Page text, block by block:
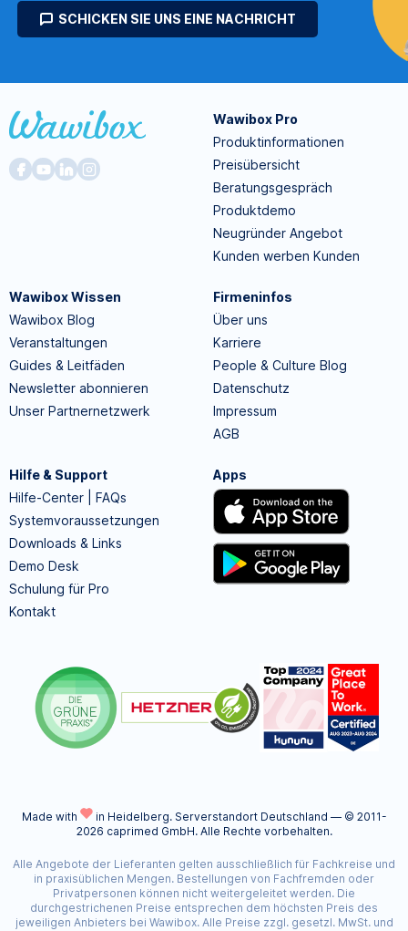
SCHICKEN SIE UNS EINE NACHRICHT
Wawibox Pro
Produktinformationen
Preisübersicht
Beratungsgespräch
Produktdemo
Neugründer Angebot
Kunden werben Kunden
Wawibox Wissen
Wawibox Blog
Veranstaltungen
Guides & Leitfäden
Newsletter abonnieren
Unser Partnernetzwerk
Firmeninfos
Über uns
Karriere
People & Culture Blog
Datenschutz
Impressum
AGB
Hilfe & Support
Hilfe-Center | FAQs
Systemvoraussetzungen
Downloads & Links
Demo Desk
Schulung für Pro
Kontakt
Apps
Made with in Heidelberg. Serverstandort Deutschland — © 2011-
2026 caprimed GmbH. Alle Rechte vorbehalten.
Alle Angebote der Lieferanten gelten ausschließlich für Fachkreise und
in praxisüblichen Mengen. Bestellungen von Fachfremden oder
Privatpersonen können nicht weitergeleitet werden. Die
durchgestrichenen Preise entsprechen dem höchsten Preis des
jeweiligen Anbieters bei Wawibox. Alle Preise zzgl. gesetzl. MwSt. und